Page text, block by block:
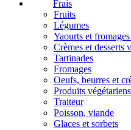
Frais
Fruits
Légumes
Yaourts et
Crèmes et desserts
Tartinades
Fromages
Oeufs, beurres et
Produits végétariens
Traiteur
Poisson, viande
Glaces et sorbets